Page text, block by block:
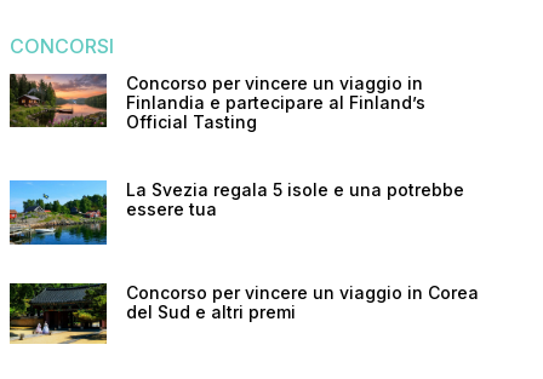
CONCORSI
Concorso per vincere un viaggio in
Finlandia e partecipare al Finland’s
Official Tasting
La Svezia regala 5 isole e una potrebbe
essere tua
Concorso per vincere un viaggio in Corea
del Sud e altri premi